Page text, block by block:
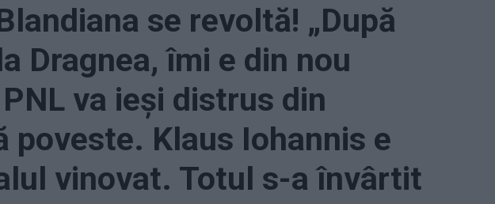
se revoltă! „După
Dragnea, îmi e din nou
va ieși distrus din
poveste. Klaus Iohannis e
vinovat. Totul s-a învârtit